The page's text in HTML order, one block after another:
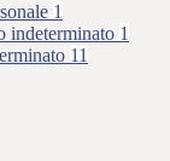
1
indeterminato 1
11